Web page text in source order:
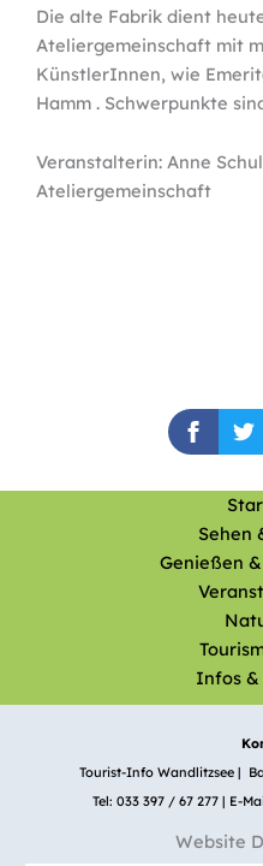
Die alte Fabrik dient
Ateliergemeinschaft mit
KünstlerInnen, wie
Hamm . Schwerpunkte
Veranstalterin: Anne
Ateliergemeinschaft
Sehen
Genießen
Infos
Tourist-Info Wandlitzsee |
Tel: 033 397 / 67 277 | E-
Website